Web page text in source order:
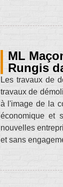
ML
Rungis
Les travaux de
travaux de
à l'image de la
économique et
nouvelles
et sans